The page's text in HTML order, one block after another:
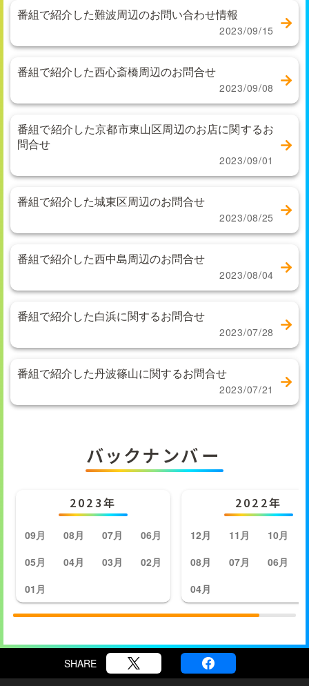
番組で紹介した難波周辺のお問い合わせ情報
2023/09/15
番組で紹介した西心斎橋周辺のお問合せ
2023/09/08
番組で紹介した京都市東山区周辺のお店に関するお
問合せ
2023/09/01
番組で紹介した城東区周辺のお問合せ
2023/08/25
番組で紹介した西中島周辺のお問合せ
2023/08/04
番組で紹介した白浜に関するお問合せ
2023/07/28
番組で紹介した丹波篠山に関するお問合せ
2023/07/21
バックナンバー
2023年
09月 08月 07月
06月
05月
04月 03月
02月
01月
2022年
12月 11月 10月
08月
07月 06月
04月
SHARE